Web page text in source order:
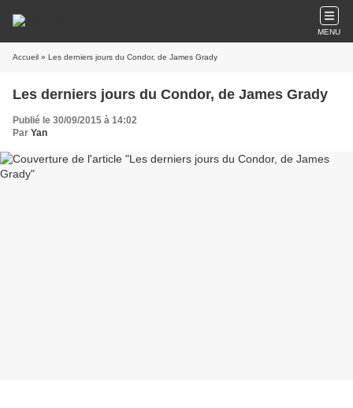
MENU
Accueil » Les derniers jours du Condor, de James Grady
Les derniers jours du Condor, de James Grady
Publié le 30/09/2015 à 14:02
Par Yan